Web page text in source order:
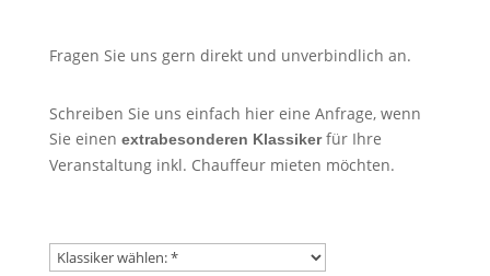
Fragen Sie uns gern direkt und unverbindlich an.
Schreiben Sie uns einfach hier eine Anfrage, wenn
Sie einen extrabesonderen Klassikerfür Ihre
Veranstaltung inkl. Chauffeur mieten möchten.
Klassiker wählen: